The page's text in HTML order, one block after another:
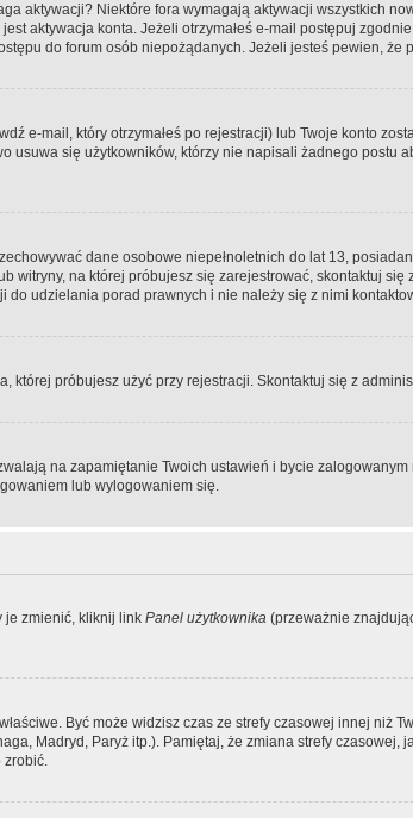
aktywacji? Niektóre fora wymagają aktywacji wszystkich
aktywacja konta. Jeżeli otrzymałeś e-mail postępuj
do forum osób niepożądanych. Jeżeli jesteś pewien, że
e-mail, który otrzymałeś po rejestracji) lub Twoje konto
usuwa się użytkowników, którzy nie napisali żadnego postu
dane osobowe niepełnoletnich do lat 13,
na której próbujesz się zarejestrować, skontaktuj
udzielania porad prawnych i nie należy się z nimi
której próbujesz użyć przy rejestracji. Skontaktuj się z
na zapamiętanie Twoich ustawień i bycie
lub wylogowaniem się.
je zmienić, kliknij link Panel użytkownika (przeważnie
Być może widzisz czas ze strefy czasowej innej niż
Madryd, Paryż itp.). Pamiętaj, że zmiana strefy
zrobić.